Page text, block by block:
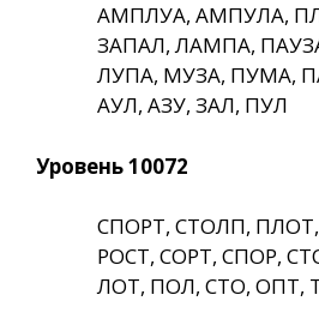
АМПЛУА, АМПУЛА,
ЗАПАЛ, ЛАМПА,
ЛУПА, МУЗА, ПУМА,
АУЛ, АЗУ, ЗАЛ, ПУЛ
Уровень 10072
СПОРТ, СТОЛП,
РОСТ, СОРТ, СПОР,
ЛОТ, ПОЛ, СТО, ОПТ,